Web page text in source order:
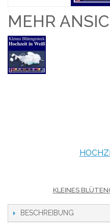
MEHR
KLEINES
BESCHREIBUNG